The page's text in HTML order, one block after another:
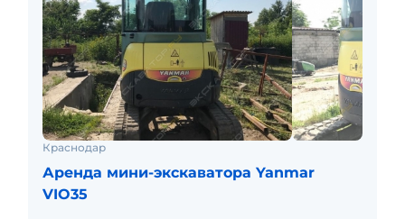
Краснодар
Аренда мини-экскаватора Yanmar
VIO35